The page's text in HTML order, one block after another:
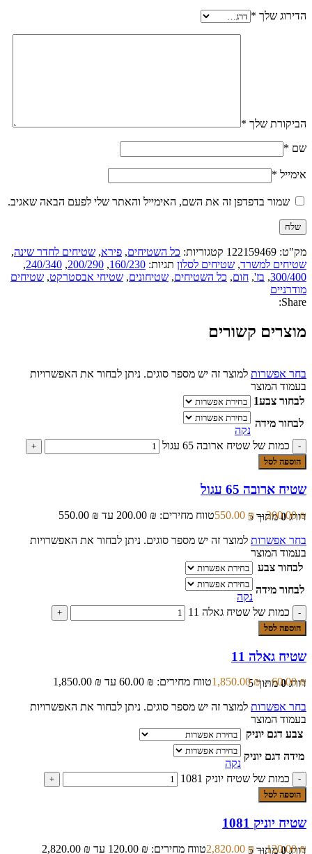
הדירוג שלך *
הביקורת שלך *
שם *
אימייל *
שמור בדפדפן זה את השם, האימייל והאתר שלי לפעם הבאה שאגיב.
מק"ט: 122159469 קטגוריות: כל השטיחים, פירא, שטיחים לחדר שינה,
שטיחים למשרד, שטיחים לסלון תגיות: 160/230
,
200/290
,
240/340
,
300/400
, בז', חום, כל השטיחים, שטיחונים, שטיחי אבסטרקט, שטיחים
מודרניים
Share:
מוצרים קשורים
בחר אפשרות למוצר זה יש מספר סוגים. ניתן לבחור את האפשרויות
בעמוד המוצר
לבחור צבע1
לבחור מידה
נקה
כמות של שטיח ארובה 65 עגול
הוספה לסל
שטיח ארובה 65 עגול
דורג0מתוך 5200.00₪
–
550.00 ₪ טווח מחירים: ⁦200.00 ₪⁩ עד ⁦550.00 ₪⁩
בחר אפשרות למוצר זה יש מספר סוגים. ניתן לבחור את האפשרויות
בעמוד המוצר
לבחור צבע
לבחור מידה
נקה
כמות של שטיח גאלה 11
הוספה לסל
שטיח גאלה 11
דורג0מתוך 560.00₪
–
1,850.00₪ טווח מחירים: ⁦60.00 ₪⁩ עד ⁦1,850.00 ₪⁩
בחר אפשרות למוצר זה יש מספר סוגים. ניתן לבחור את האפשרויות
בעמוד המוצר
צבע דגם יוניק
מידה דגם יוניק
נקה
כמות של שטיח יוניק 1081
הוספה לסל
שטיח יוניק 1081
דורג0מתוך 5120.00₪
–
2,820.00 ₪ טווח מחירים: ⁦120.00 ₪⁩ עד ⁦2,820.00 ₪⁩